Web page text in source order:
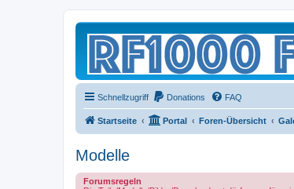
Schnellzugriff Donations FAQ
Startseite Portal Foren-Übersicht
Modelle
Forumsregeln